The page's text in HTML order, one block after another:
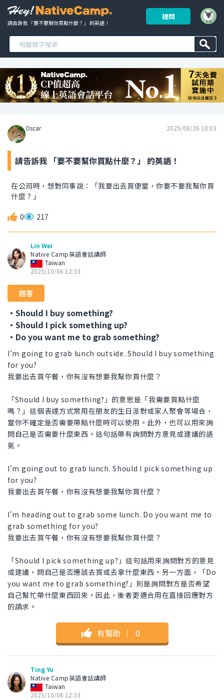
請告訴我 「要不要幫你買點什麼？」 的英語！
提問
Oscar 2025/08/26 18:03
請告訴我 「要不要幫你買點什麼？」 的英語！
在公司時，想對同事說：「我要出去買便當，你要不要我幫你買
什麼？」
0 217
Lin Wei
Native Camp英語會話講師
Taiwan
2025/10/06 12:33
回答
・Should I buy something?
・Should I pick something up?
・Do you want me to grab something?
I'm going to grab lunch outside. Should I buy something
for you?
我要出去買午餐，你有沒有想要我幫你買什麼？
「Should I buy something?」的意思是「我需要買點什麼
嗎？」這個表達方式常用在朋友的生日派對或家人聚會等場合，
當你不確定是否需要帶點什麼時可以使用。此外，也可以用來詢
問自己是否需要什麼東西。這句話帶有詢問對方意見或建議的語
氣。
I'm going out to grab lunch. Should I pick something up
for you?
我要出去買午餐，你有沒有想要我幫你買什麼？
I'm heading out to grab some lunch. Do you want me to
grab something for you?
我要出去買午餐，你有沒有想要我幫你買什麼？
「Should I pick something up?」這句話用來詢問對方的意見
或建議，問自己是否應該去買或去拿什麼東西。另一方面，「Do
you want me to grab something?」則是詢問對方是否希望
自己幫忙帶什麼東西回來。因此，後者更適合用在直接回應對方
的請求。
有幫助 ｜ 0
Ting Yu
Native Camp英語會話講師
Taiwan
2025/10/06 12:33